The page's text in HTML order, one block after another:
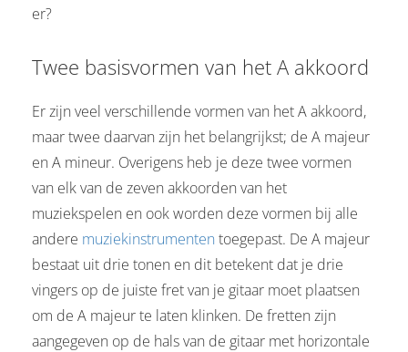
er?
Twee basisvormen van het A akkoord
Er zijn veel verschillende vormen van het A akkoord,
maar twee daarvan zijn het belangrijkst; de A majeur
en A mineur. Overigens heb je deze twee vormen
van elk van de zeven akkoorden van het
muziekspelen en ook worden deze vormen bij alle
andere muziekinstrumenten toegepast. De A majeur
bestaat uit drie tonen en dit betekent dat je drie
vingers op de juiste fret van je gitaar moet plaatsen
om de A majeur te laten klinken. De fretten zijn
aangegeven op de hals van de gitaar met horizontale